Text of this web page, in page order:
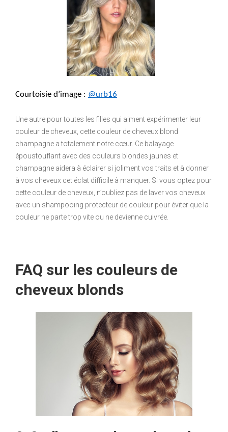
Courtoisie d’image : @urb16
Une autre pour toutes les filles qui aiment expérimenter leur
couleur de cheveux, cette couleur de cheveux blond
champagne a totalement notre cœur. Ce balayage
époustouflant avec des couleurs blondes jaunes et
champagne aidera à éclairer si joliment vos traits et à donner
à vos cheveux cet éclat difficile à manquer. Si vous optez pour
cette couleur de cheveux, n’oubliez pas de laver vos cheveux
avec un shampooing protecteur de couleur pour éviter que la
couleur ne parte trop vite ou ne devienne cuivrée.
FAQ sur les couleurs de
cheveux blonds